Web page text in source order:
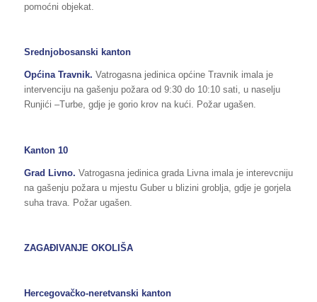
pomoćni objekat.
Srednjobosanski kanton
Općina Travnik. Vatrogasna jedinica općine Travnik imala je
intervenciju na gašenju požara od 9:30 do 10:10 sati, u naselju
Runjići –Turbe, gdje je gorio krov na kući. Požar ugašen.
Kanton 10
Grad Livno. Vatrogasna jedinica grada Livna imala je interevcniju
na gašenju požara u mjestu Guber u blizini groblja, gdje je gorjela
suha trava. Požar ugašen.
ZAGAĐIVANJE OKOLIŠA
Hercegovačko-neretvanski kanton